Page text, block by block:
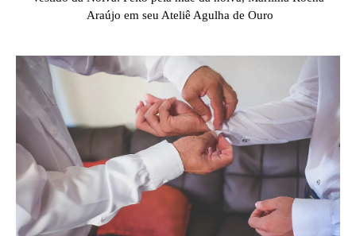
Araújo em seu Ateliê Agulha de Ouro